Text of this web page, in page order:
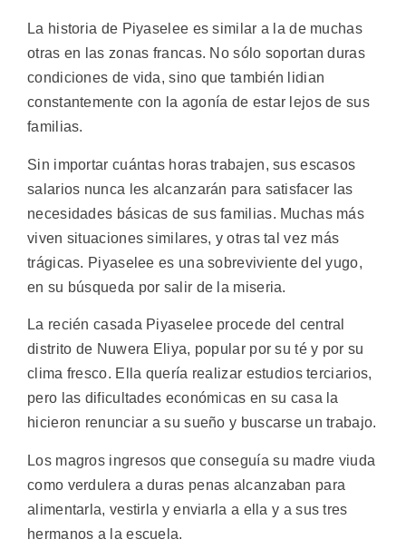
La historia de Piyaselee es similar a la de muchas
otras en las zonas francas. No sólo soportan duras
condiciones de vida, sino que también lidian
constantemente con la agonía de estar lejos de sus
familias.
Sin importar cuántas horas trabajen, sus escasos
salarios nunca les alcanzarán para satisfacer las
necesidades básicas de sus familias. Muchas más
viven situaciones similares, y otras tal vez más
trágicas. Piyaselee es una sobreviviente del yugo,
en su búsqueda por salir de la miseria.
La recién casada Piyaselee procede del central
distrito de Nuwera Eliya, popular por su té y por su
clima fresco. Ella quería realizar estudios terciarios,
pero las dificultades económicas en su casa la
hicieron renunciar a su sueño y buscarse un trabajo.
Los magros ingresos que conseguía su madre viuda
como verdulera a duras penas alcanzaban para
alimentarla, vestirla y enviarla a ella y a sus tres
hermanos a la escuela.